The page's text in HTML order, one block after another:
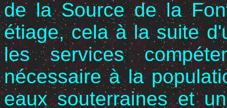
de la Source de la
étiage, cela à la suite
les services
nécessaire à la
eaux souterraines et